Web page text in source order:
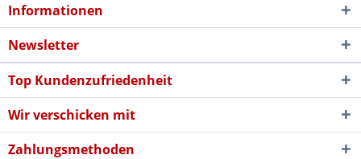
Informationen
Newsletter
Top Kundenzufriedenheit
Wir verschicken mit
Zahlungsmethoden